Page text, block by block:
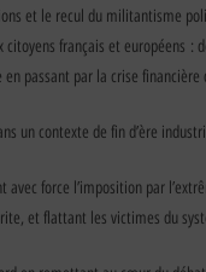
et le recul du militantisme
citoyens français et européens :
en passant par la crise
un contexte de fin d’ère
avec force l’imposition par
et flattant les victimes du